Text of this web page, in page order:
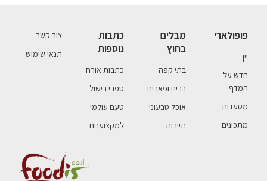
פופולארי
יין
חדש על
המדף
מסעדות
מתכונים
מבלים
בחוץ
בתי קפה
ברים ופאבים
אוכל טבעוני
תיירות
כתבות
נוספות
כתבות אורח
ספרי בישול
טעם עולמי
למקצוענים
צור קשר
תנאי שימוש